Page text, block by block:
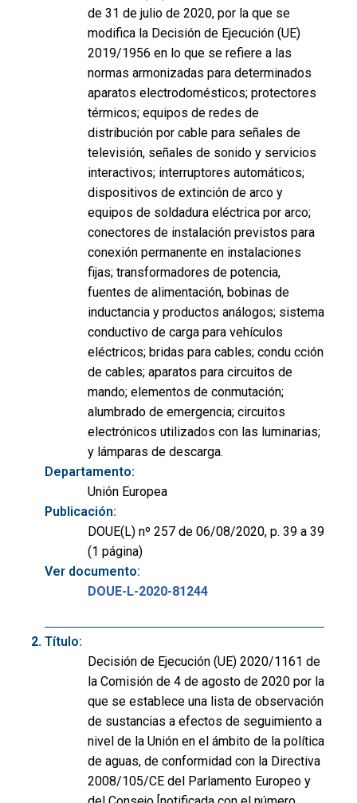
de 31 de julio de 2020, por la que se
modifica la Decisión de Ejecución (UE)
2019/1956 en lo que se refiere a las
normas armonizadas para determinados
aparatos electrodomésticos; protectores
térmicos; equipos de redes de
distribución por cable para señales de
televisión, señales de sonido y servicios
interactivos; interruptores automáticos;
dispositivos de extinción de arco y
equipos de soldadura eléctrica por arco;
conectores de instalación previstos para
conexión permanente en instalaciones
fijas; transformadores de potencia,
fuentes de alimentación, bobinas de
inductancia y productos análogos; sistema
conductivo de carga para vehículos
eléctricos; bridas para cables; condu cción
de cables; aparatos para circuitos de
mando; elementos de conmutación;
alumbrado de emergencia; circuitos
electrónicos utilizados con las luminarias;
y lámparas de descarga.
Departamento:
Unión Europea
Publicación:
DOUE(L) nº 257 de 06/08/2020, p. 39 a 39
(1 página)
Ver documento:
DOUE-L-2020-81244
Título:
Decisión de Ejecución (UE) 2020/1161 de
la Comisión de 4 de agosto de 2020 por la
que se establece una lista de observación
de sustancias a efectos de seguimiento a
nivel de la Unión en el ámbito de la política
de aguas, de conformidad con la Directiva
2008/105/CE del Parlamento Europeo y